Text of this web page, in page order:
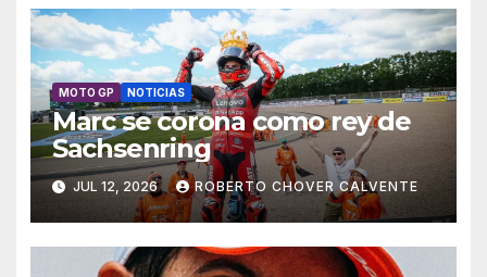
MOTO GP NOTICIAS
Marc se corona como rey de
Sachsenring
JUL 12, 2026 ROBERTO CHOVER CALVENTE